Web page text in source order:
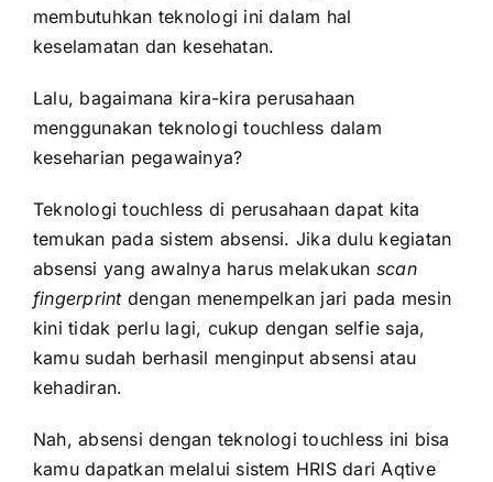
membutuhkan teknologi ini dalam hal
keselamatan dan kesehatan.
Lalu, bagaimana kira-kira perusahaan
menggunakan teknologi touchless dalam
keseharian pegawainya?
Teknologi touchless di perusahaan dapat kita
temukan pada sistem absensi. Jika dulu kegiatan
absensi yang awalnya harus melakukan scan
fingerprintdengan menempelkan jari pada mesin
kini tidak perlu lagi, cukup dengan selfie saja,
kamu sudah berhasil menginput absensi atau
kehadiran.
Nah, absensi dengan teknologi touchless ini bisa
kamu dapatkan melalui sistem HRIS dari Aqtive